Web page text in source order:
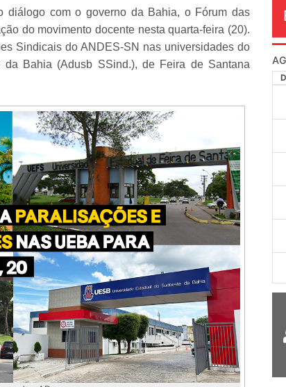
diálogo com o governo da Bahia, o Fórum das
do movimento docente nesta quarta-feira (20).
Sindicais do ANDES-SN nas universidades do
Bahia (Adusb SSind.), de Feira de Santana